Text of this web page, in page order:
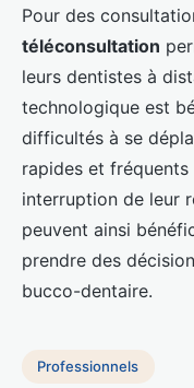
Pour des
téléconsultation
leurs dentistes à
technologique est
difficultés à se
rapides et
interruption de leur
peuvent ainsi
prendre des
bucco-dentaire.
Professionnels